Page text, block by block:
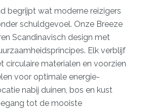
begrijpt wat moderne reizigers
schuldgevoel. Onze Breeze
Scandinavisch design met
Elk verblijf
circulaire materialen en voorzien
voor optimale energie-
nabij duinen, bos en kust
tot de mooiste